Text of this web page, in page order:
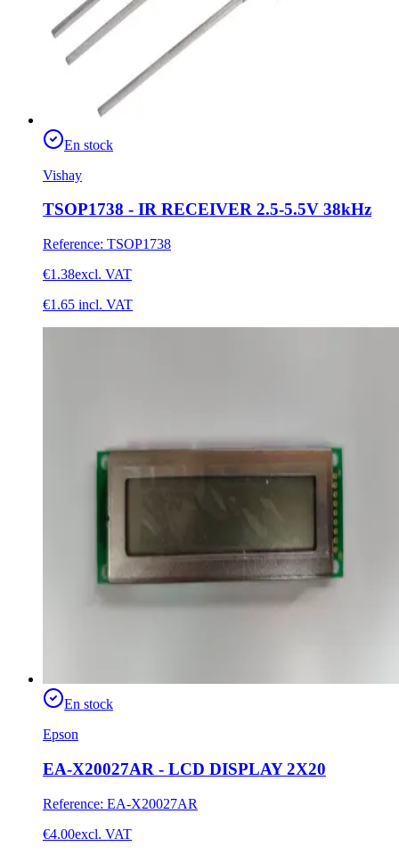
En stock
Vishay
TSOP1738 - IR RECEIVER 2.5-5.5V 38kHz
Reference: TSOP1738
€1.38excl. VAT
€1.65 incl. VAT
En stock
Epson
EA-X20027AR - LCD DISPLAY 2X20
Reference: EA-X20027AR
€4.00excl. VAT